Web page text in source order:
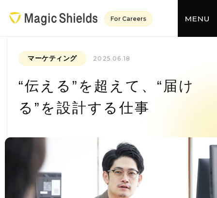
For Careers MENU
マーケティング 2025.06.18
“伝える”を超えて、“届け
る”を設計する仕事